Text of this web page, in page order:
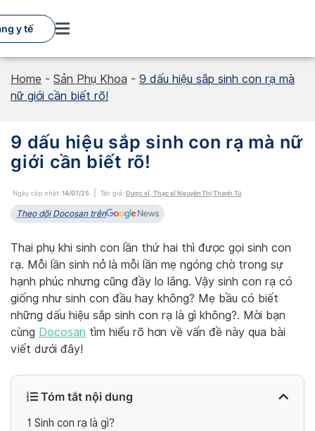
to
content
y tế
Home - Sản Phụ Khoa - 9 dấu hiệu sắp sinh con rạ mà
nữ giới cần biết rõ!
9 dấu hiệu sắp sinh con rạ mà nữ
giới cần biết rõ!
Ngày cập nhật: 14/07/25 Tác giả: Dược sĩ, Thạc sĩ Nguyễn Thị Thanh Tú
Theo dõi Docosan trên
Thai phụ khi sinh con lần thứ hai thì được gọi sinh con
rạ. Mỗi lần sinh nở là mỗi lần mẹ ngóng chờ trong sự
hạnh phúc nhưng cũng đầy lo lắng. Vậy sinh con rạ có
giống như sinh con đầu hay không? Mẹ bầu có biết
những dấu hiệu sắp sinh con rạ là gì không?. Mời bạn
cùng Docosan tìm hiểu rõ hơn về vấn đề này qua bài
viết dưới đây!
Tóm tắt nội dung
1 Sinh con rạ là gì?